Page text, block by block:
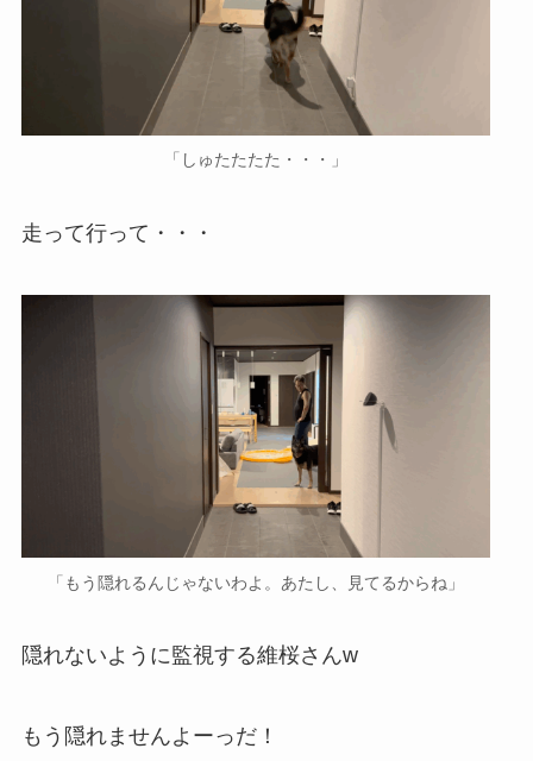
「しゅたたたた・・・」
走って行って・・・
「もう隠れるんじゃないわよ。あたし、見てるからね」
隠れないように監視する維桜さんw
もう隠れませんよーっだ！